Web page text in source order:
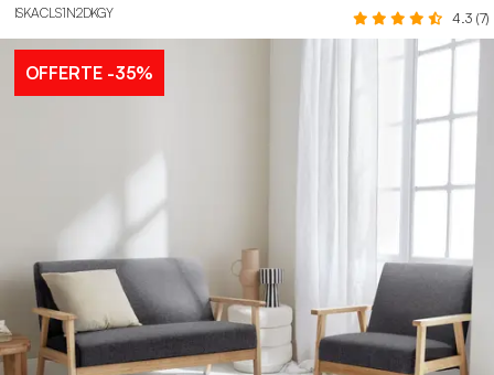
ISKACLS1N2DKGY 4.3 (7)
OFFERTE-35%